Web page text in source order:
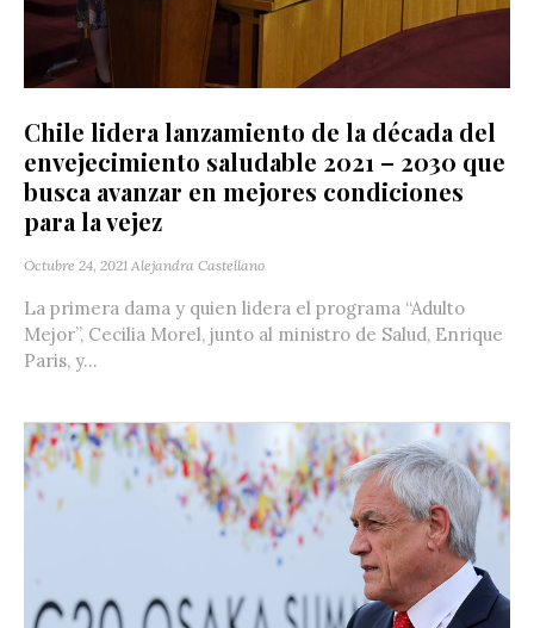
Chile lidera lanzamiento de la década del
envejecimiento saludable 2021 – 2030 que
busca avanzar en mejores condiciones
para la vejez
Octubre 24, 2021 Alejandra Castellano
La primera dama y quien lidera el programa “Adulto
Mejor”, Cecilia Morel, junto al ministro de Salud, Enrique
Paris, y...